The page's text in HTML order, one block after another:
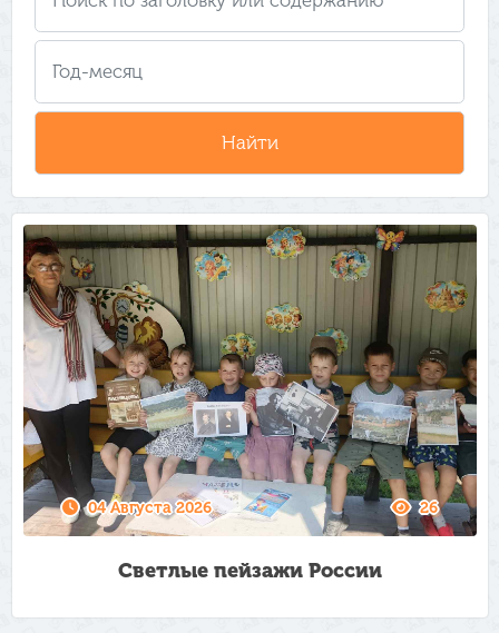
04 Августа 2026 26
Светлые пейзажи России